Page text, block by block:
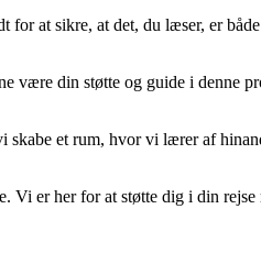
at sikre, at det, du læser, er
være din støtte og guide i denne
et rum, hvor vi lærer af
Vi er her for at støtte dig i din